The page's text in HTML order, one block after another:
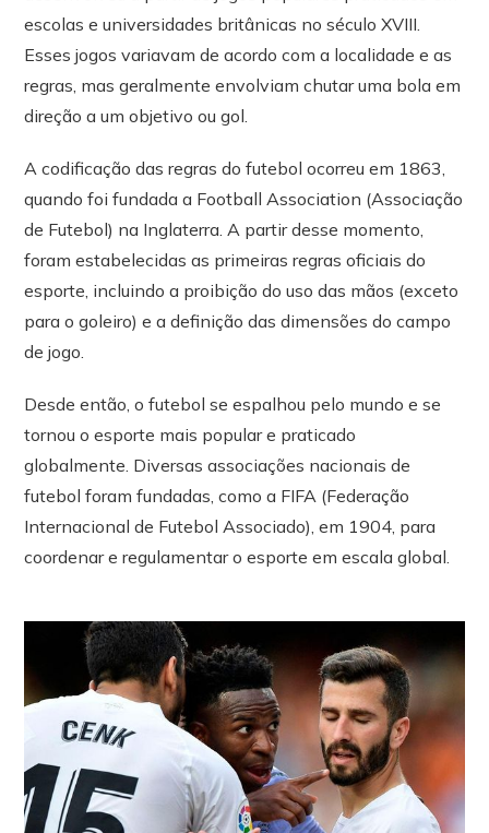
escolas e universidades britânicas no século XVIII.
Esses jogos variavam de acordo com a localidade e as
regras, mas geralmente envolviam chutar uma bola em
direção a um objetivo ou gol.
A codificação das regras do futebol ocorreu em 1863,
quando foi fundada a Football Association (Associação
de Futebol) na Inglaterra. A partir desse momento,
foram estabelecidas as primeiras regras oficiais do
esporte, incluindo a proibição do uso das mãos (exceto
para o goleiro) e a definição das dimensões do campo
de jogo.
Desde então, o futebol se espalhou pelo mundo e se
tornou o esporte mais popular e praticado
globalmente. Diversas associações nacionais de
futebol foram fundadas, como a FIFA (Federação
Internacional de Futebol Associado), em 1904, para
coordenar e regulamentar o esporte em escala global.